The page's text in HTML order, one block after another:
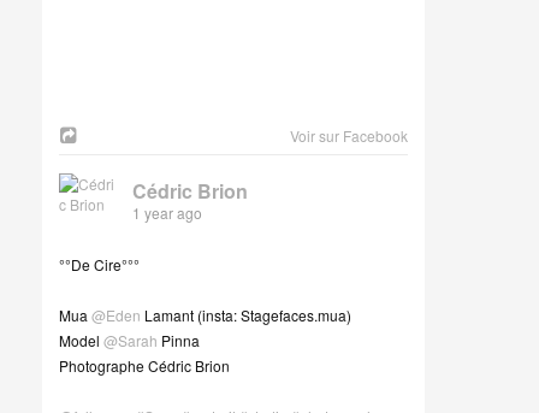
Voir sur Facebook
Cédric Brion
1 year ago
°°De Cire°°°
Mua @Eden Lamant (insta: Stagefaces.mua)
Model @Sarah Pinna
Photographe Cédric Brion